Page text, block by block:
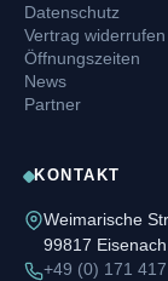
Datenschutz
Vertrag widerrufen
Öffnungszeiten
News
Partner
KONTAKT
Weimarische
99817 Eisenach
+49 (0) 171